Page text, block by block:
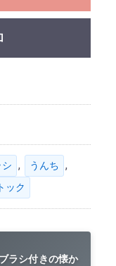
, うんち ,
ック
ラシ付きの懐か